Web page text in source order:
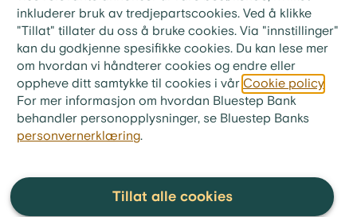
inkluderer bruk av tredjepartscookies. Ved å klikke
"Tillat" tillater du oss å bruke cookies. Via "innstillinger"
kan du godkjenne spesifikke cookies. Du kan lese mer
om hvordan vi håndterer cookies og endre eller
oppheve ditt samtykke til cookies i vår Cookie policy
For mer informasjon om hvordan Bluestep Bank
behandler personopplysninger, se Bluestep Banks
personvernerklæring.
Tillat alle cookies
gode + ditt lånenummer» i meldingsfeltet i stedet for
KID-nummer.